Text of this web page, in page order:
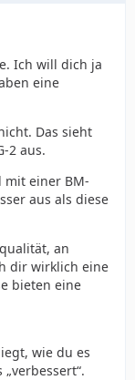
Ich will dich ja
eine
Das sieht
2 aus.
mit einer BM-
aus als diese
an
dir wirklich eine
bieten eine
wie du es